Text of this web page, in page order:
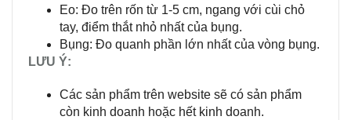
Eo: Đo trên rốn từ 1-5 cm, ngang với cùi chỏ
tay, điểm thắt nhỏ nhất của bụng.
Bụng: Đo quanh phần lớn nhất của vòng bụng.
LƯU Ý:
Các sản phẩm trên website sẽ có sản phẩm
còn kinh doanh hoặc hết kinh doanh.